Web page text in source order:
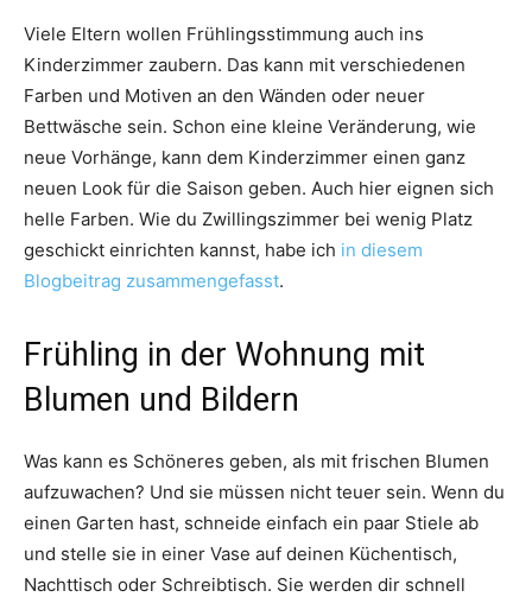
Viele Eltern wollen Frühlingsstimmung auch ins
Kinderzimmer zaubern. Das kann mit verschiedenen
Farben und Motiven an den Wänden oder neuer
Bettwäsche sein. Schon eine kleine Veränderung, wie
neue Vorhänge, kann dem Kinderzimmer einen ganz
neuen Look für die Saison geben. Auch hier eignen sich
helle Farben. Wie du Zwillingszimmer bei wenig Platz
geschickt einrichten kannst, habe ich in diesem
Blogbeitrag zusammengefasst.
Frühling in der Wohnung mit
Blumen und Bildern
Was kann es Schöneres geben, als mit frischen Blumen
aufzuwachen? Und sie müssen nicht teuer sein. Wenn du
einen Garten hast, schneide einfach ein paar Stiele ab
und stelle sie in einer Vase auf deinen Küchentisch,
Nachttisch oder Schreibtisch. Sie werden dir schnell